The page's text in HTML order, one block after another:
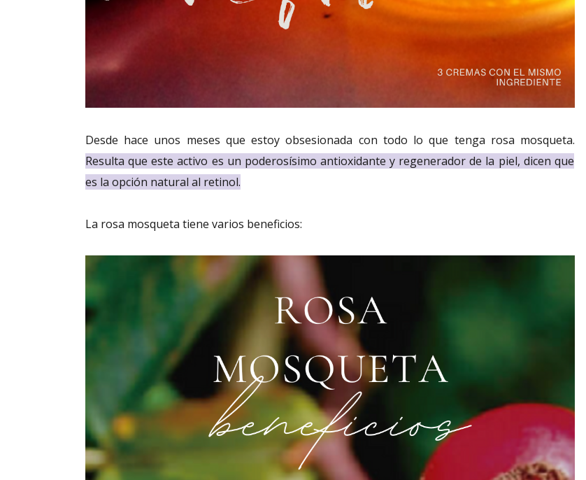
Desde hace unos meses que estoy obsesionada con todo lo que tenga rosa mosqueta.
Resulta que este activo es un poderosísimo antioxidante y regenerador de la piel, dicen que
es la opción natural al retinol.
La rosa mosqueta tiene varios beneficios: